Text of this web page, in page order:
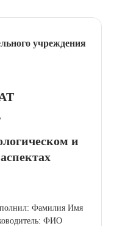
учреждения
и
Фамилия Имя
ФИО